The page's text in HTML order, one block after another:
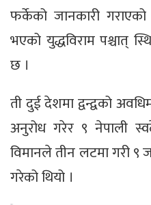
फर्केको जानकारी
भएको युद्धविराम पश्चात्
छ ।
ती दुई देशमा द्वन्द्वको
अनुरोध गरेर ९ नेपाली
विमानले तीन लटमा गरी ९
गरेको थियो ।